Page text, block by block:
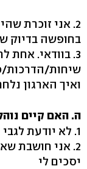
2. אני זוכרת
בחופשה בדיוק
3. בוודאי. אחת
שיחות/הדרכות/
ואיך הארגון
ה. האם קיים
1. לא יודעת לגבי נוהל, אני מקבלת את מה שמגיע בחוק
2. אני חושבת
יסכים לי